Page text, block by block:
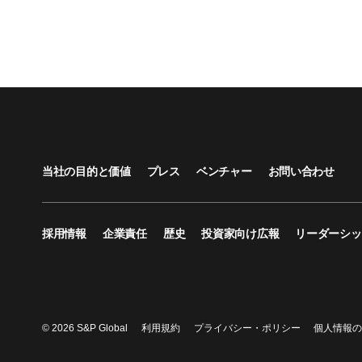
当社の目的と価値 プレス ベンチャー お問い合わせ
採用情報 企業責任 歴史 投資家向け広報 リーダーシ
© 2026 S&P Global 利用規約 プライバシー・ポリシー 個人情報